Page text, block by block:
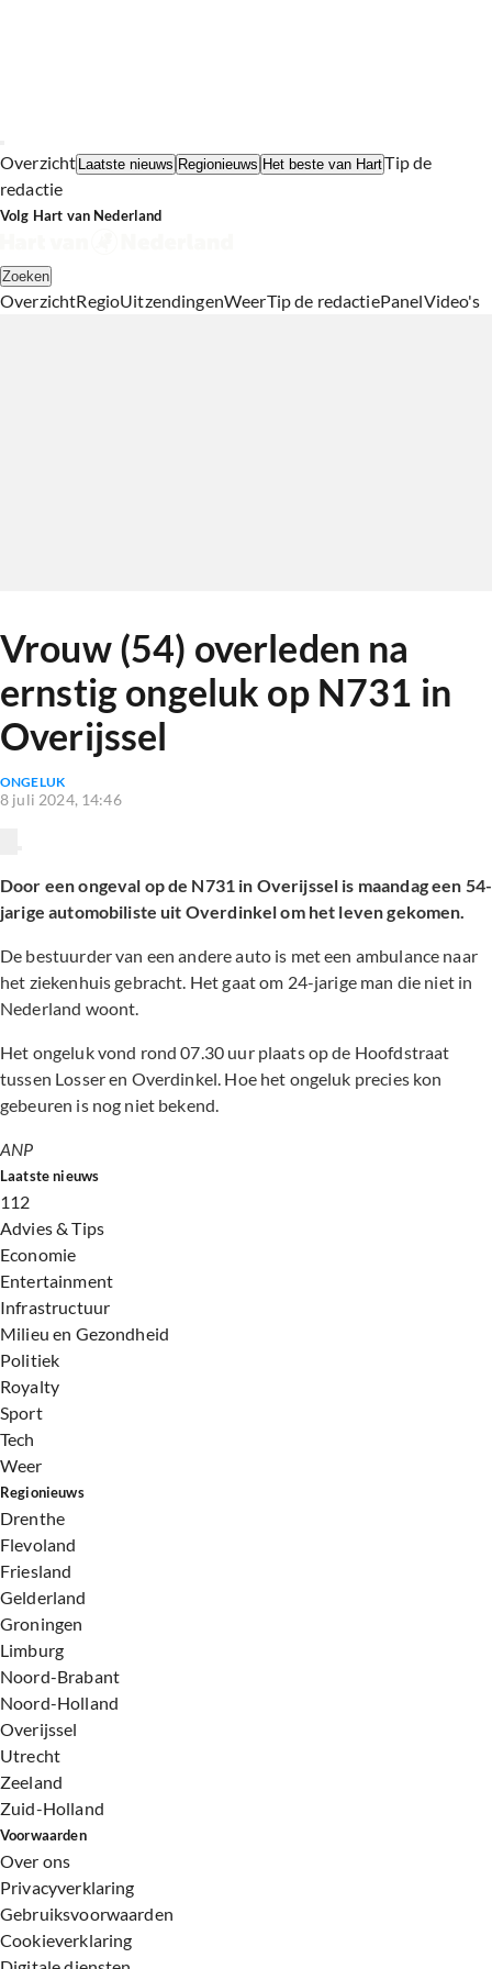
Overzicht Laatste nieuws Regionieuws Het beste van HartTip de
redactie
Volg Hart van Nederland
Zoeken
OverzichtRegioUitzendingenWeerTip de redactiePanelVideo's
Vrouw (54) overleden na
ernstig ongeluk op N731 in
Overijssel
ONGELUK
8 juli 2024, 14:46
Door een ongeval op de N731 in Overijssel is maandag een 54-
jarige automobiliste uit Overdinkel om het leven gekomen.
De bestuurder van een andere auto is met een ambulance naar
het ziekenhuis gebracht. Het gaat om 24-jarige man die niet in
Nederland woont.
Het ongeluk vond rond 07.30 uur plaats op de Hoofdstraat
tussen Losser en Overdinkel. Hoe het ongeluk precies kon
gebeuren is nog niet bekend.
ANP
Laatste nieuws
112
Advies & Tips
Economie
Entertainment
Infrastructuur
Milieu en Gezondheid
Politiek
Royalty
Sport
Tech
Weer
Regionieuws
Drenthe
Flevoland
Friesland
Gelderland
Groningen
Limburg
Noord-Brabant
Noord-Holland
Overijssel
Utrecht
Zeeland
Zuid-Holland
Voorwaarden
Over ons
Privacyverklaring
Gebruiksvoorwaarden
Cookieverklaring